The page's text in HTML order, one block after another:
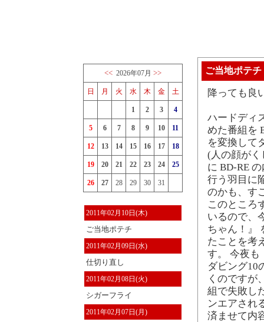
<< 2026年07月 >>
日 月 火 水 木 金 土
1 2 3 4
5 6 7 8 9 10 11
12 13 14 15 16 17 18
19 20 21 22 23 24 25
26 27 28 29 30 31
2011年02月10日(木)
ご当地ポテチ
2011年02月09日(水)
仕切り直し
2011年02月08日(火)
シガーフライ
2011年02月07日(月)
ご当地ポテチ
降っても良
ハードディ
めた番組を
を変換して
(人の顔がく
に BD-RE
行う羽目に
のかも、す
このところ
いるので、
ちゃん！』
たことを考
す。 今夜も
ダビング10
くのですが
組で失敗し
ンエアされ
済ませて内